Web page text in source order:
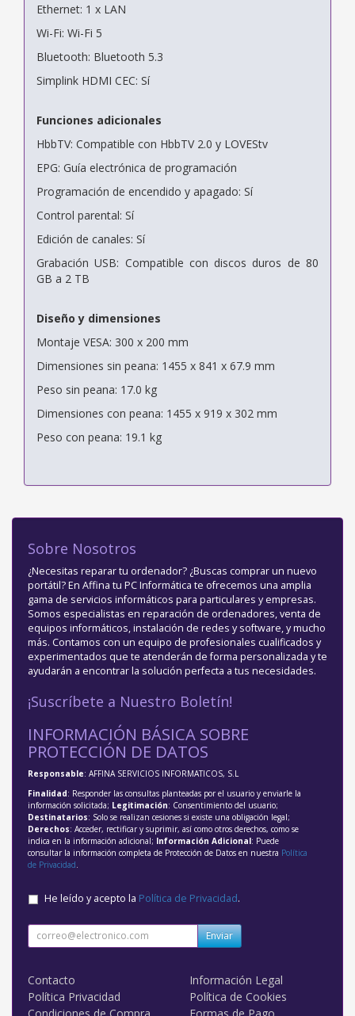
Ethernet: 1 x LAN
Wi-Fi: Wi-Fi 5
Bluetooth: Bluetooth 5.3
Simplink HDMI CEC: Sí
Funciones adicionales
HbbTV: Compatible con HbbTV 2.0 y LOVEStv
EPG: Guía electrónica de programación
Programación de encendido y apagado: Sí
Control parental: Sí
Edición de canales: Sí
Grabación USB: Compatible con discos duros de 80
GB a 2 TB
Diseño y dimensiones
Montaje VESA: 300 x 200 mm
Dimensiones sin peana: 1455 x 841 x 67.9 mm
Peso sin peana: 17.0 kg
Dimensiones con peana: 1455 x 919 x 302 mm
Peso con peana: 19.1 kg
Sobre Nosotros
¿Necesitas reparar tu ordenador? ¿Buscas comprar un nuevo
portátil? En Affina tu PC Informática te ofrecemos una amplia
gama de servicios informáticos para particulares y empresas.
Somos especialistas en reparación de ordenadores, venta de
equipos informáticos, instalación de redes y software, y mucho
más. Contamos con un equipo de profesionales cualificados y
experimentados que te atenderán de forma personalizada y te
ayudarán a encontrar la solución perfecta a tus necesidades.
¡Suscríbete a Nuestro Boletín!
INFORMACIÓN BÁSICA SOBRE
PROTECCIÓN DE DATOS
Responsable: AFFINA SERVICIOS INFORMATICOS, S.L
Finalidad: Responder las consultas planteadas por el usuario y enviarle la
información solicitada; Legitimación: Consentimiento del usuario;
Destinatarios: Solo se realizan cesiones si existe una obligación legal;
Derechos: Acceder, rectificar y suprimir, así como otros derechos, como se
indica en la información adicional; Información Adicional: Puede
consultar la información completa de Protección de Datos en nuestra Política
de Privacidad
He leído y acepto la Política de Privacidad.
Enviar
Contacto
Información Legal
Política Privacidad
Política de Cookies
Condiciones de Compra
Formas de Pago